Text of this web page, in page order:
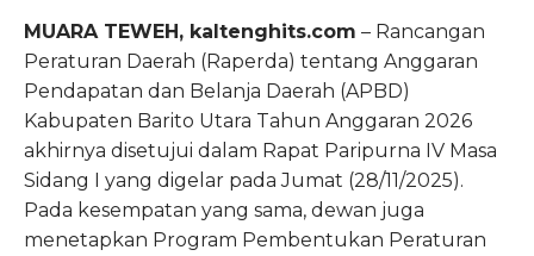
MUARA TEWEH, kaltenghits.com – Rancangan
Peraturan Daerah (Raperda) tentang Anggaran
Pendapatan dan Belanja Daerah (APBD)
Kabupaten Barito Utara Tahun Anggaran 2026
akhirnya disetujui dalam Rapat Paripurna IV Masa
Sidang I yang digelar pada Jumat (28/11/2025).
Pada kesempatan yang sama, dewan juga
menetapkan Program Pembentukan Peraturan